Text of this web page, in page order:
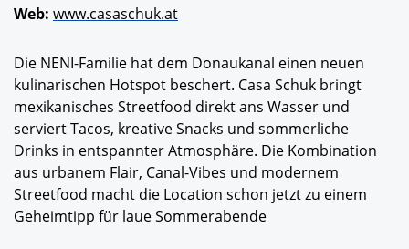
Web: www.casaschuk.at
Die NENI-Familie hat dem Donaukanal einen neuen
kulinarischen Hotspot beschert. Casa Schuk bringt
mexikanisches Streetfood direkt ans Wasser und
serviert Tacos, kreative Snacks und sommerliche
Drinks in entspannter Atmosphäre. Die Kombination
aus urbanem Flair, Canal-Vibes und modernem
Streetfood macht die Location schon jetzt zu einem
Geheimtipp für laue Sommerabende